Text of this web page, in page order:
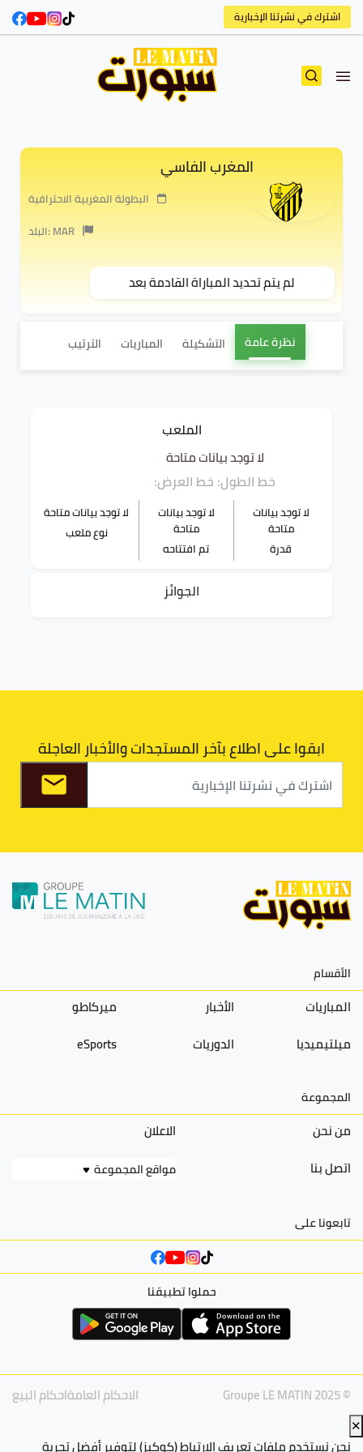
اشترك في نشرتنا الإخبارية
المغرب الفاسي
البطولة المغربية الاحترافية
البلد: MAR
لم يتم تحديد المباراة القادمة بعد
نظرة عامة التشكيلة المباريات الترتيب
الملعب
لا توجد بيانات متاحة
خط الطول: خط العرض:
لا توجد بيانات
متاحة
قدرة
لا توجد بيانات
متاحة
تم افتتاحه
لا توجد بيانات متاحة
نوع ملعب
الجوائز
ابقوا على اطلاع بآخر المستجدات والأخبار العاجلة
الأقسام
المباريات الأخبار
ميركاطو
ميلتيميديا
الدوريات eSports
المجموعة
من نحن
الاعلان
اتصل بنا
مواقع المجموعة
تابعونا على
حملوا تطبيقنا
© Groupe LE MATIN 2025 الاحكام العامةاحكام البيع
✕
نحن نستخدم ملفات تعريف الارتباط (كوكيز) لتوفير أفضل تجربة